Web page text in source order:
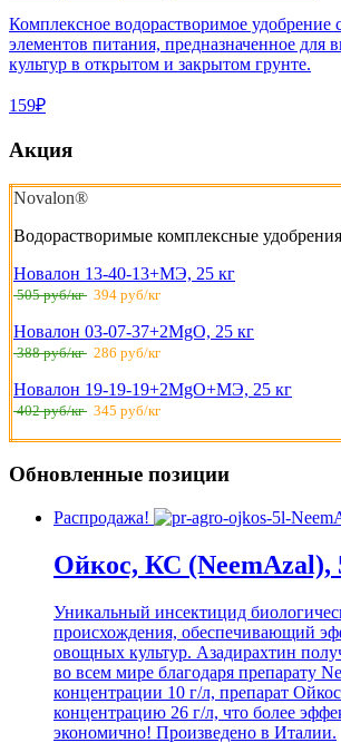
Комплексное водорастворимое
элементов питания, предназначенное для
культур в открытом и закрытом грунте.
159₽
Акция
Novalon®
Водорастворимые комплексные
Новалон 13-40-13+МЭ, 25 кг
505 руб/кг 394 руб/кг
Новалон 03-07-37+2MgO, 25 кг
388 руб/кг 286 руб/кг
Новалон 19-19-19+2MgO+МЭ, 25 кг
402 руб/кг 345 руб/кг
Обновленные позиции
Распродажа!
Ойкос, КС (NeemAzal),
Уникальный инсектицид
происхождения, обеспечивающий
овощных культур. Азадирахтин
во всем мире благодаря препарату
концентрации 10 г/л, препарат
концентрацию 26 г/л, что более
экономично! Произведено в Италии.